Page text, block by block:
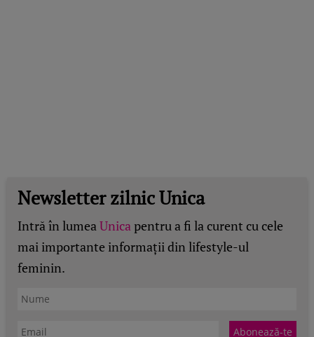
Newsletter zilnic Unica
Intră în lumeaUnicapentru a fi la curent cu cele
mai importante informații din lifestyle-ul
feminin.